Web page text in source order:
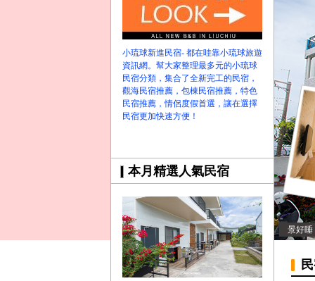
【小琉球民宿特約】東港停車場!!看這邊
小琉球民宿 最完整的旅遊資訊都在這
【哇靠小琉球】新版官網熱情開站
【哇靠小琉球粉絲團】即時動態!!
小琉球新進民宿- 都在哇靠小琉球旅遊
資訊網。幫大家整理最多元的小琉球
民宿分類，集合了全新完工的民宿，
觀海民宿推薦，包棟民宿推薦，特色
民宿推薦，情侶度假首選，讓在選擇
民宿更加快速方便！
本月精選人氣民宿
景好睡